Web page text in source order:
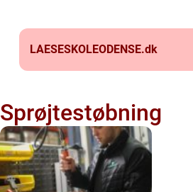
LAESESKOLEODENSE.dk
Sprøjtestøbning